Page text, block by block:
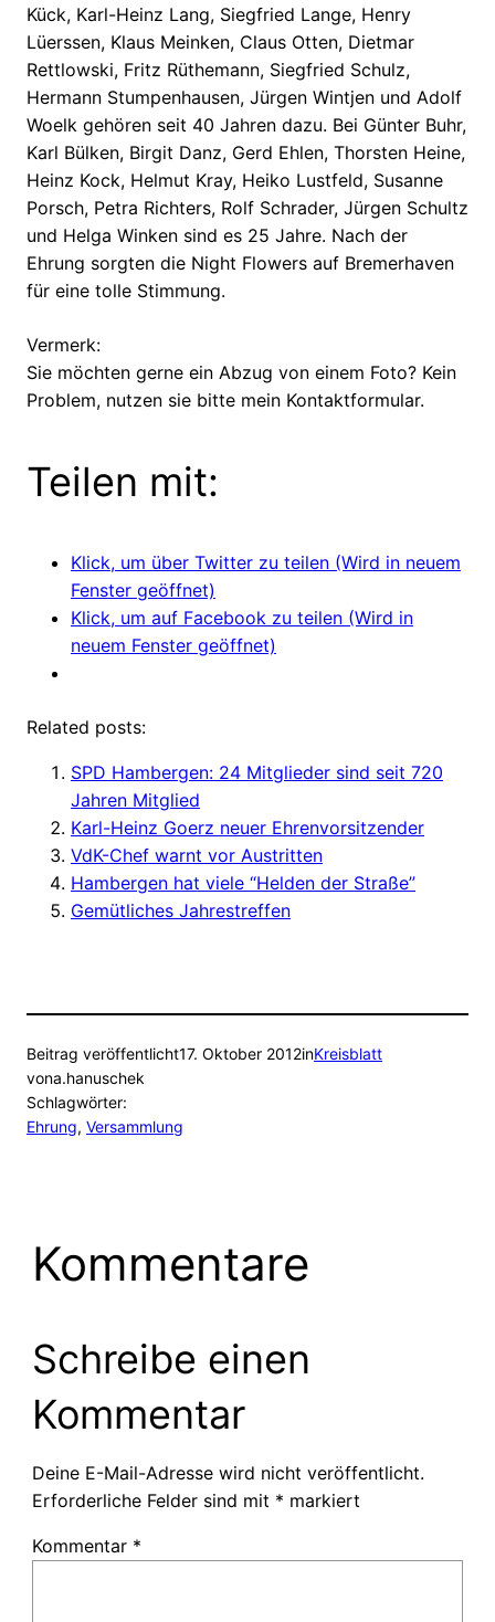
Kück, Karl-Heinz Lang, Siegfried Lange, Henry
Lüerssen, Klaus Meinken, Claus Otten, Dietmar
Rettlowski, Fritz Rüthemann, Siegfried Schulz,
Hermann Stumpenhausen, Jürgen Wintjen und Adolf
Woelk gehören seit 40 Jahren dazu. Bei Günter Buhr,
Karl Bülken, Birgit Danz, Gerd Ehlen, Thorsten Heine,
Heinz Kock, Helmut Kray, Heiko Lustfeld, Susanne
Porsch, Petra Richters, Rolf Schrader, Jürgen Schultz
und Helga Winken sind es 25 Jahre. Nach der
Ehrung sorgten die Night Flowers auf Bremerhaven
für eine tolle Stimmung.
Vermerk:
Sie möchten gerne ein Abzug von einem Foto? Kein
Problem, nutzen sie bitte mein Kontaktformular.
Teilen mit:
Klick, um über Twitter zu teilen (Wird in neuem
Fenster geöffnet)
Klick, um auf Facebook zu teilen (Wird in
neuem Fenster geöffnet)
Related posts:
SPD Hambergen: 24 Mitglieder sind seit 720
Jahren Mitglied
Karl-Heinz Goerz neuer Ehrenvorsitzender
VdK-Chef warnt vor Austritten
Hambergen hat viele “Helden der Straße”
Gemütliches Jahrestreffen
Beitrag veröffentlicht17. Oktober 2012inKreisblatt
vona.hanuschek
Schlagwörter:
Ehrung, Versammlung
Kommentare
Schreibe einen
Kommentar
Deine E-Mail-Adresse wird nicht veröffentlicht.
Erforderliche Felder sind mit * markiert
Kommentar *